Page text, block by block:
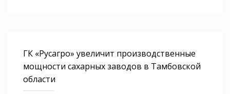
ГК «Русагро» увеличит производственные
мощности сахарных заводов в Тамбовской
области